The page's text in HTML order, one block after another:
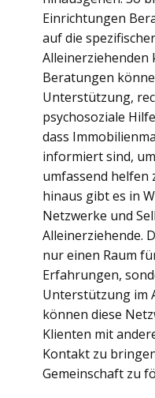
Einrichtungen
auf die
Alleinerziehenden
Beratungen
Unterstützung,
psychosoziale
dass
informiert sind,
umfassend helfen
hinaus gibt es in
Netzwerke und
Alleinerziehende.
nur einen Raum
Erfahrungen,
Unterstützung im
können diese
Klienten mit
Kontakt zu
Gemeinschaft zu